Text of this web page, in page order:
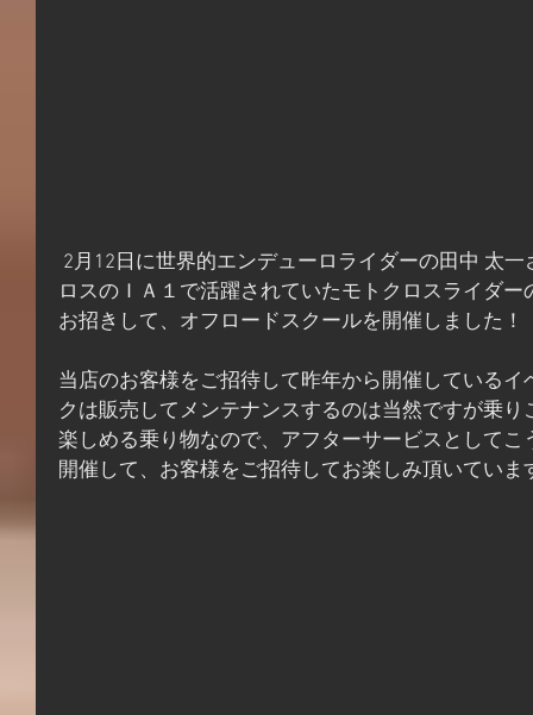
ロスのＩＡ１で活躍されていたモトクロスライダ
お招きして、オフロードスクールを開催しました！
当店のお客様をご招待して昨年から開催している
クは販売してメンテナンスするのは当然ですが乗
楽しめる乗り物なので、アフターサービスとして
開催して、お客様をご招待してお楽しみ頂いていま